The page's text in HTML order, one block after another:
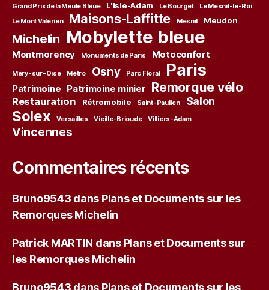
Grand Prix de la Meule Bleue L'Isle-Adam Le Bourget
Le Mesnil-le-Roi
Le Mont Valérien
Maisons-Laffitte Mesnil Meudon
Michelin Mobylette bleue
Montmorency Monuments de Paris Motoconfort
Méry-sur-Oise Métro Osny Parc Floral Paris
Patrimoine Patrimoine minier Remorque vélo
Restauration Rétromobile Saint-Paulien Salon
Solex Versailles Vieille-Brioude Villiers-Adam
Vincennes
Commentaires récents
Bruno9543 dans Plans et Documents sur les
Remorques Michelin
Patrick MARTIN dans Plans et Documents sur
les Remorques Michelin
Bruno9543 dans Plans et Documents sur les